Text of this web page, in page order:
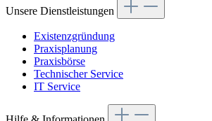
Unsere Dienstleistungen
Existenzgründung
Praxisplanung
Praxisbörse
Technischer Service
IT Service